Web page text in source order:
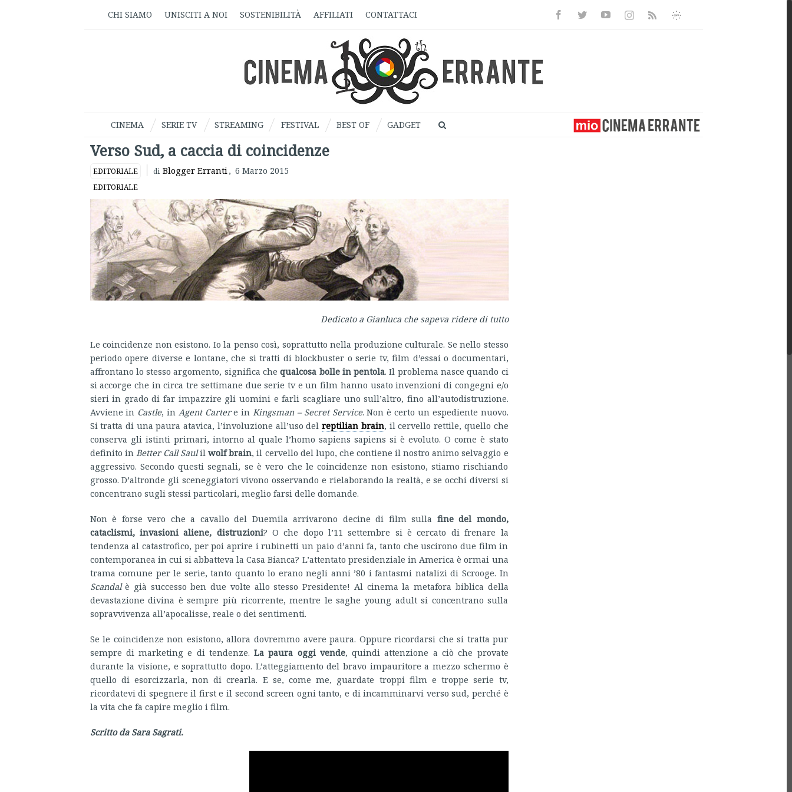
CHI SIAMO UNISCITI A NOI SOSTENIBILITÀ AFFILIATI CONTATTACI FacebookTwitterYoutubeInstagramRss
Informativa
CINEMA SERIE TV STREAMING FESTIVAL BEST OF GADGET
Verso Sud, a caccia di coincidenze
EDITORIALE di Blogger Erranti, 6 Marzo 2015
EDITORIALE
Dedicato a Gianluca che sapeva ridere di tutto
Le coincidenze non esistono. Io la penso così, soprattutto nella produzione culturale. Se nello stesso
periodo opere diverse e lontane, che si tratti di blockbuster o serie tv, film d’essai o documentari,
affrontano lo stesso argomento, significa chequalcosa bolle in pentola. Il problema nasce quando ci
si accorge che in circa tre settimane due serie tv e un film hanno usato invenzioni di congegni e/o
sieri in grado di far impazzire gli uomini e farli scagliare uno sull’altro, fino all’autodistruzione.
Avviene in Castle, in Agent Cartere in Kingsman – Secret Service. Non è certo un espediente nuovo.
Si tratta di una paura atavica, l’involuzione all’uso delreptilian brain, il cervello rettile, quello che
conserva gli istinti primari, intorno al quale l’homo sapiens sapiens si è evoluto. O come è stato
definito in Better Call Saulilwolf brain, il cervello del lupo, che contiene il nostro animo selvaggio e
aggressivo. Secondo questi segnali, se è vero che le coincidenze non esistono, stiamo rischiando
grosso. D’altronde gli sceneggiatori vivono osservando e rielaborando la realtà, e se occhi diversi si
concentrano sugli stessi particolari, meglio farsi delle domande.
Non è forse vero che a cavallo del Duemila arrivarono decine di film sulla fine del mondo,
cataclismi, invasioni aliene, distruzioni? O che dopo l’11 settembre si è cercato di frenare la
tendenza al catastrofico, per poi aprire i rubinetti un paio d’anni fa, tanto che uscirono due film in
contemporanea in cui si abbatteva la Casa Bianca? L’attentato presidenziale in America è ormai una
trama comune per le serie, tanto quanto lo erano negli anni ’80 i fantasmi natalizi di Scrooge. In
Scandalè già successo ben due volte allo stesso Presidente! Al cinema la metafora biblica della
devastazione divina è sempre più ricorrente, mentre le saghe young adult si concentrano sulla
sopravvivenza all’apocalisse, reale o dei sentimenti.
Se le coincidenze non esistono, allora dovremmo avere paura. Oppure ricordarsi che si tratta pur
sempre di marketing e di tendenze.La paura oggi vende, quindi attenzione a ciò che provate
durante la visione, e soprattutto dopo. L’atteggiamento del bravo impauritore a mezzo schermo è
quello di esorcizzarla, non di crearla. E se, come me, guardate troppi film e troppe serie tv,
ricordatevi di spegnere il first e il second screen ogni tanto, e di incamminarvi verso sud, perché è
la vita che fa capire meglio i film.
Scritto da Sara Sagrati.